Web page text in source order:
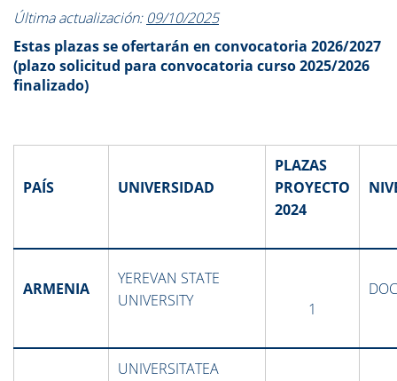
Última actualización: 09/10/2025
Estas plazas se ofertarán en convocatoria 2026/2027
(plazo solicitud para convocatoria curso 2025/2026
finalizado)
PAÍS UNIVERSIDAD
PLAZAS
PROYECTO
2024
ARMENIA
YEREVAN STATE
UNIVERSITY
1
UNIVERSITATEA